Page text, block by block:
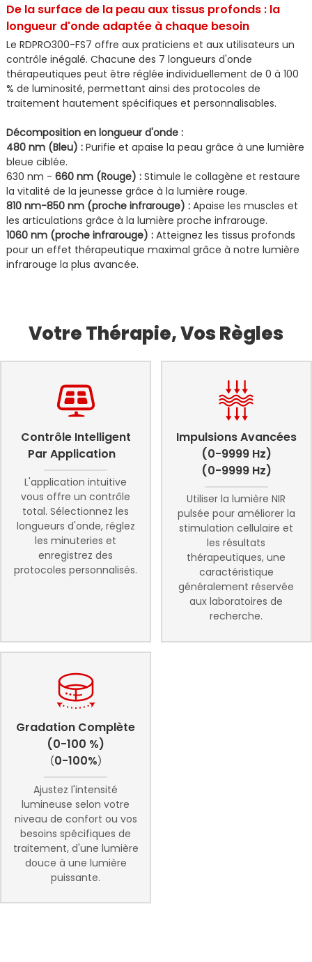
De la surface de la peau aux tissus profonds : la
longueur d'onde adaptée à chaque besoin
Le RDPRO300-FS7 offre aux praticiens et aux utilisateurs un
contrôle inégalé. Chacune des 7 longueurs d'onde
thérapeutiques peut être réglée individuellement de 0 à 100
% de luminosité, permettant ainsi des protocoles de
traitement hautement spécifiques et personnalisables.
Décomposition en longueur d'onde :
480 nm (Bleu) :Purifie et apaise la peau grâce à une lumière
bleue ciblée.
630 nm - 660 nm (Rouge) :Stimule le collagène et restaure
la vitalité de la jeunesse grâce à la lumière rouge.
810 nm-850 nm (proche infrarouge) :Apaise les muscles et
les articulations grâce à la lumière proche infrarouge.
1060 nm (proche infrarouge) :Atteignez les tissus profonds
pour un effet thérapeutique maximal grâce à notre lumière
infrarouge la plus avancée.
Votre Thérapie, Vos Règles
Contrôle Intelligent
Par Application
L'application intuitive
vous offre un contrôle
total. Sélectionnez les
longueurs d'onde, réglez
les minuteries et
enregistrez des
protocoles personnalisés.
Impulsions Avancées
(0-9999 Hz)
(0-9999 Hz)
Utiliser la lumière NIR
pulsée pour améliorer la
stimulation cellulaire et
les résultats
thérapeutiques, une
caractéristique
généralement réservée
aux laboratoires de
recherche.
Gradation Complète
(0-100 %)
（0-100%）
Ajustez l'intensité
lumineuse selon votre
niveau de confort ou vos
besoins spécifiques de
traitement, d'une lumière
douce à une lumière
puissante.